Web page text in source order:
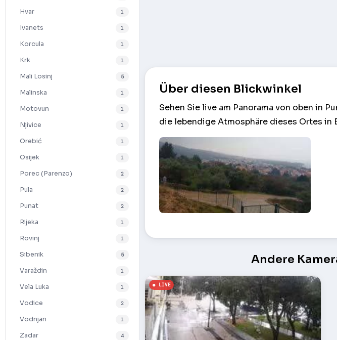
Hvar 1
Ivanets 1
Korcula 1
Krk 1
Mali Losinj 5
Malinska 1
Motovun 1
Njivice 1
Orebić 1
Osijek 1
Porec (Parenzo) 2
Pula 2
Punat 2
Rijeka 1
Rovinj 1
Sibenik 5
Varaždin 1
Vela Luka 1
Vodice 2
Vodnjan 1
Zadar 4
Über diesen Blickwinkel
Sehen Sie live am Panorama von oben in
die lebendige Atmosphäre dieses Ortes in
Andere